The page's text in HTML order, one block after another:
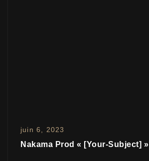
juin 6, 2023
Nakama Prod « [your-Subject] »